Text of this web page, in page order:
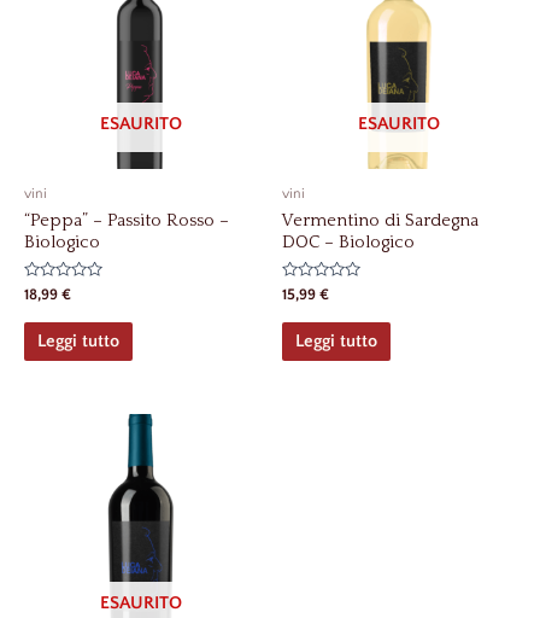
ESAURITO
vini
“Peppa” – Passito Rosso –
Biologico
Valutato
su
18,99 €
Leggi tutto
ESAURITO
vini
Vermentino di Sardegna
DOC – Biologico
Valutato
su
15,99 €
Leggi tutto
ESAURITO